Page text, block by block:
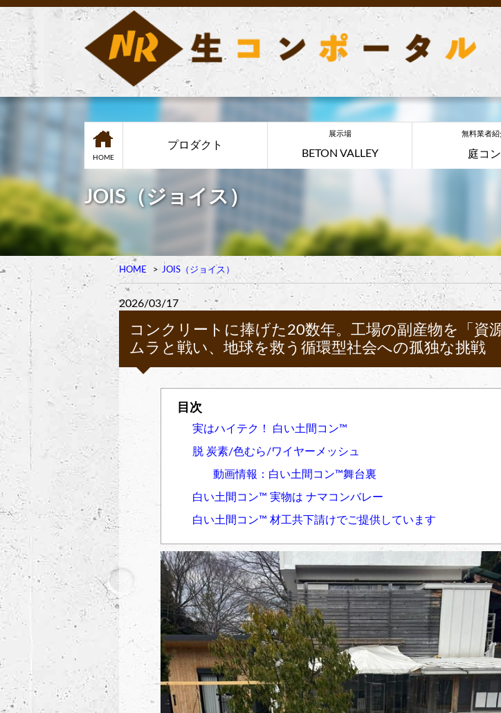
HOME
プロダクト
展示場
BETON VALLEY
無料業者紹
庭コン
JOIS（ジョイス）
HOME JOIS（ジョイス）
2026/03/17
コンクリートに捧げた20数年。工場の副産物を「資
ムラと戦い、地球を救う循環型社会への孤独な挑戦
実はハイテク！ 白い土間コン™︎
脱 炭素/色むら/ワイヤーメッシュ
動画情報：白い土間コン™︎舞台裏
白い土間コン™︎ 実物は ナマコンバレー
白い土間コン™︎ 材工共下請けでご提供しています